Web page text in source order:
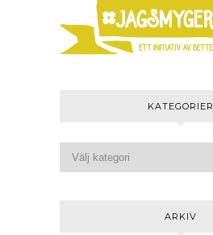
KATEGORIER
ARKIV